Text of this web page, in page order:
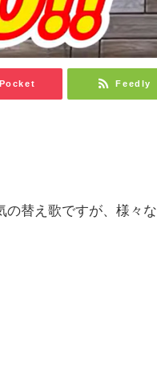
Pocket Feedly
の替え歌ですが、様々な